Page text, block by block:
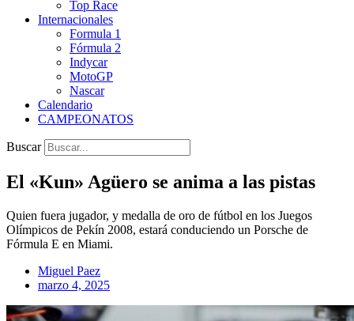
Top Race
Internacionales
Formula 1
Fórmula 2
Indycar
MotoGP
Nascar
Calendario
CAMPEONATOS
Buscar
El «Kun» Agüero se anima a las pistas
Quien fuera jugador, y medalla de oro de fútbol en los Juegos
Olímpicos de Pekín 2008, estará conduciendo un Porsche de
Fórmula E en Miami.
Miguel Paez
marzo 4, 2025